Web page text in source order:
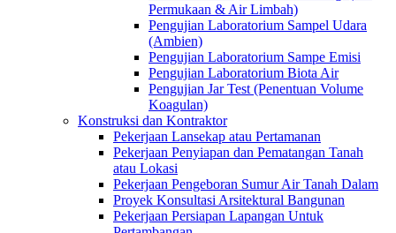
Permukaan & Air Limbah)
Pengujian Laboratorium Sampel Udara
(Ambien)
Pengujian Laboratorium Sampe Emisi
Pengujian Laboratorium Biota Air
Pengujian Jar Test (Penentuan Volume
Koagulan)
Konstruksi dan Kontraktor
Pekerjaan Lansekap atau Pertamanan
Pekerjaan Penyiapan dan Pematangan Tanah
atau Lokasi
Pekerjaan Pengeboran Sumur Air Tanah Dalam
Proyek Konsultasi Arsitektural Bangunan
Pekerjaan Persiapan Lapangan Untuk